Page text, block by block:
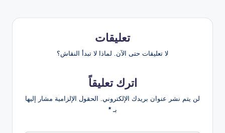
تعليقات
لا تعليقات حتى الآن. لماذا لا تبدأ النقاش؟
اترك تعليقاً
لن يتم نشر عنوان بريدك الإلكتروني.
الحقول الإلزامية مشار إليها
بـ*